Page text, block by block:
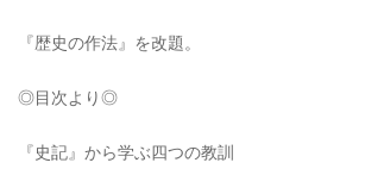
『歴史の作法』を改題。
◎目次より◎
『史記』から学ぶ四つの教訓